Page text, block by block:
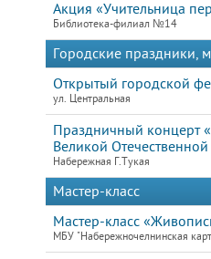
Акция «Учительница
Библиотека-филиал №14
Городские праздники,
Открытый городской
ул. Центральная
Праздничный концерт
Великой
Набережная Г.Тукая
Мастер-класс
Мастер-класс
МБУ "Набережночелнинская